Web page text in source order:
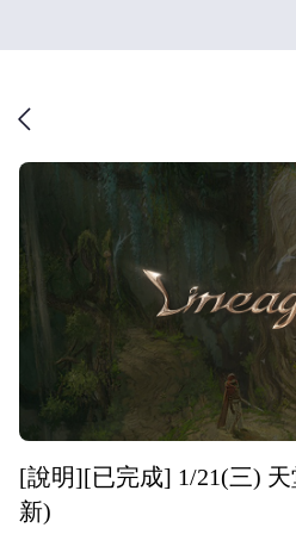
[說明][已完成] 1/21(三)
新)